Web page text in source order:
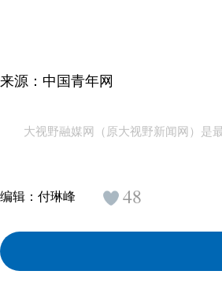
来源：中国青年网
大视野融媒网（原大视野新闻网）是
编辑： 付琳峰 48